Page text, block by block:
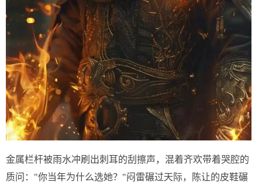
金属栏杆被雨水冲刷出刺耳的刮擦声，混着齐欢带着哭腔的
质问："你当年为什么选她？"闷雷碾过天际，陈让的皮鞋碾